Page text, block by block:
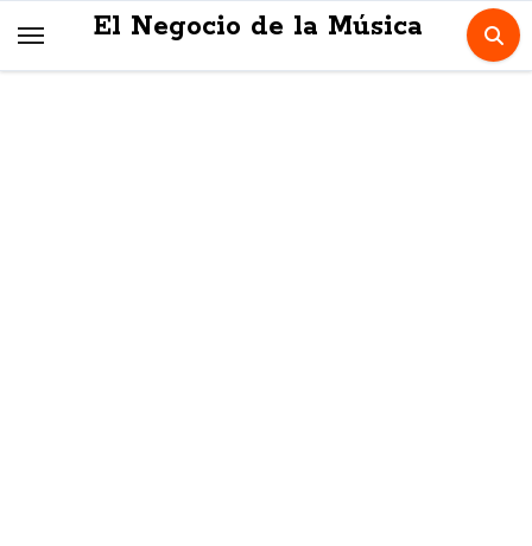
El Negocio de la Música